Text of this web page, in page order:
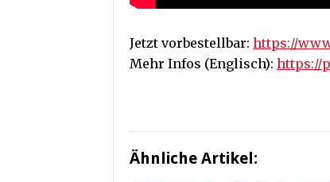
Jetzt vorbestellbar: https://
Mehr Infos (Englisch): https://
Ähnliche Artikel: